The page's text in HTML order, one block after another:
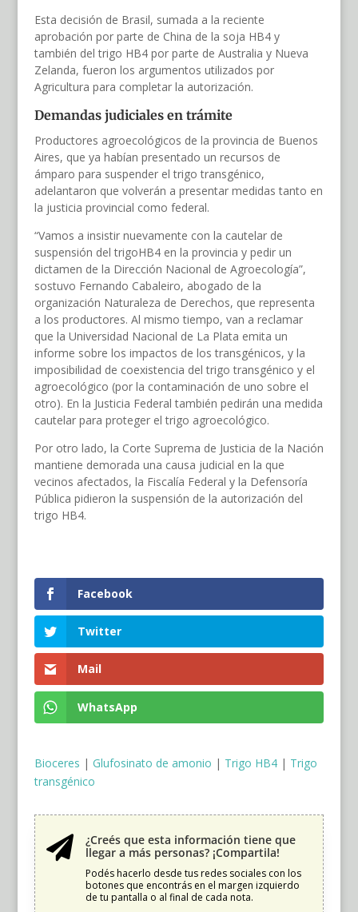
Esta decisión de Brasil, sumada a la reciente
aprobación por parte de China de la soja HB4 y
también del trigo HB4 por parte de Australia y Nueva
Zelanda, fueron los argumentos utilizados por
Agricultura para completar la autorización.
Demandas judiciales en trámite
Productores agroecológicos de la provincia de Buenos
Aires, que ya habían presentado un recursos de
ámparo para suspender el trigo transgénico,
adelantaron que volverán a presentar medidas tanto en
la justicia provincial como federal.
“Vamos a insistir nuevamente con la cautelar de
suspensión del trigoHB4 en la provincia y pedir un
dictamen de la Dirección Nacional de Agroecología”,
sostuvo Fernando Cabaleiro, abogado de la
organización Naturaleza de Derechos, que representa
a los productores. Al mismo tiempo, van a reclamar
que la Universidad Nacional de La Plata emita un
informe sobre los impactos de los transgénicos, y la
imposibilidad de coexistencia del trigo transgénico y el
agroecológico (por la contaminación de uno sobre el
otro). En la Justicia Federal también pedirán una medida
cautelar para proteger el trigo agroecológico.
Por otro lado, la Corte Suprema de Justicia de la Nación
mantiene demorada una causa judicial en la que
vecinos afectados, la Fiscalía Federal y la Defensoría
Pública pidieron la suspensión de la autorización del
trigo HB4.
Facebook
Twitter
Mail
WhatsApp
Bioceres | Glufosinato de amonio | Trigo HB4| Trigo
transgénico

¿Creés que esta información tiene que
llegar a más personas? ¡Compartila!
Podés hacerlo desde tus redes sociales con los
botones que encontrás en el margen izquierdo
de tu pantalla o al final de cada nota.